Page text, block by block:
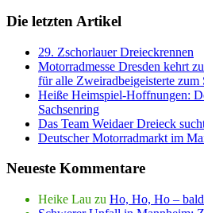
Die letzten Artikel
29. Zschorlauer Dreieckrennen
Motorradmesse Dresden kehrt
für alle Zweiradbeigeisterte zum
Heiße Heimspiel-Hoffnungen:
Sachsenring
Das Team Weidaer Dreieck
Deutscher Motorradmarkt im
Neueste Kommentare
Heike Lau zu Ho, Ho, Ho –